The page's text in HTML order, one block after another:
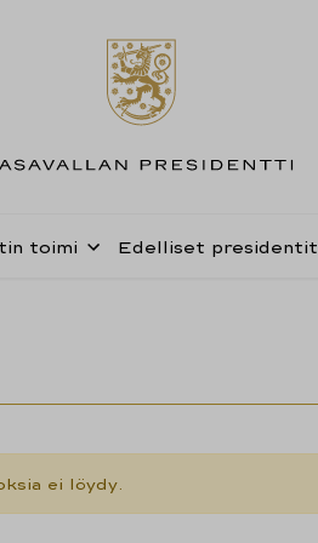
toimi Edelliset presidentit
ei löydy.